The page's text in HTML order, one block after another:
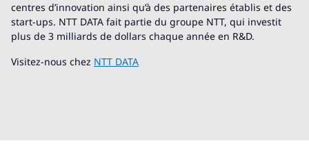
centres d’innovation ainsi qu’à des partenaires établis et des
start-ups. NTT DATA fait partie du groupe NTT, qui investit
plus de 3 milliards de dollars chaque année en R&D.
Visitez-nous chez NTT DATA